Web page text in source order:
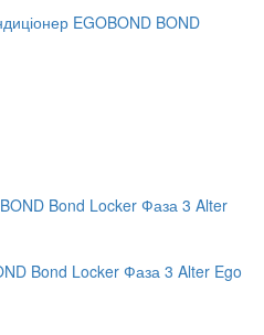
EGOBOND BOND
Bond Locker Фаза 3 Alter Ego